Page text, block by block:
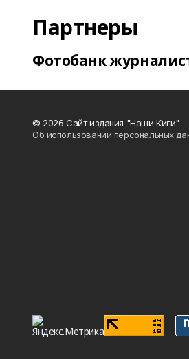
Партнеры
Фотобанк
© 2026 Сайт издания "Наши Киги"
Об использовании персональных